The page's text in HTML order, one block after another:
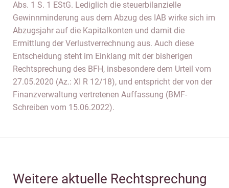
Abs. 1 S. 1 EStG. Lediglich die steuerbilanzielle
Gewinnminderung aus dem Abzug des IAB wirke sich im
Abzugsjahr auf die Kapitalkonten und damit die
Ermittlung der Verlustverrechnung aus. Auch diese
Entscheidung steht im Einklang mit der bisherigen
Rechtsprechung des BFH, insbesondere dem Urteil vom
27.05.2020 (Az.: XI R 12/18), und entspricht der von der
Finanzverwaltung vertretenen Auffassung (BMF-
Schreiben vom 15.06.2022).
Weitere aktuelle Rechtsprechung